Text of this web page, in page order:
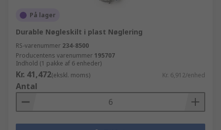
På lager
Durable Nøgleskilt i plast Nøglering
RS-varenummer 234-8500
Producentens varenummer 195707
Indhold (1 pakke af 6 enheder)
Kr. 41,472(ekskl. moms) Kr. 6,912/enhed
Antal